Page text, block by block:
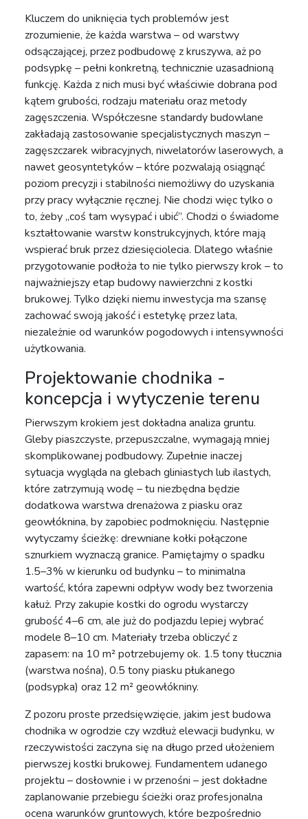
Kluczem do uniknięcia tych problemów jest
zrozumienie, że każda warstwa – od warstwy
odsączającej, przez podbudowę z kruszywa, aż po
podsypkę – pełni konkretną, technicznie uzasadnioną
funkcję. Każda z nich musi być właściwie dobrana pod
kątem grubości, rodzaju materiału oraz metody
zagęszczenia. Współczesne standardy budowlane
zakładają zastosowanie specjalistycznych maszyn –
zagęszczarek wibracyjnych, niwelatorów laserowych, a
nawet geosyntetyków – które pozwalają osiągnąć
poziom precyzji i stabilności niemożliwy do uzyskania
przy pracy wyłącznie ręcznej. Nie chodzi więc tylko o
to, żeby „coś tam wysypać i ubić”. Chodzi o świadome
kształtowanie warstw konstrukcyjnych, które mają
wspierać bruk przez dziesięciolecia. Dlatego właśnie
przygotowanie podłoża to nie tylko pierwszy krok – to
najważniejszy etap budowy nawierzchni z kostki
brukowej. Tylko dzięki niemu inwestycja ma szansę
zachować swoją jakość i estetykę przez lata,
niezależnie od warunków pogodowych i intensywności
użytkowania.
Projektowanie chodnika -
koncepcja i wytyczenie terenu
Pierwszym krokiem jest dokładna analiza gruntu.
Gleby piaszczyste, przepuszczalne, wymagają mniej
skomplikowanej podbudowy. Zupełnie inaczej
sytuacja wygląda na glebach gliniastych lub ilastych,
które zatrzymują wodę – tu niezbędna będzie
dodatkowa warstwa drenażowa z piasku oraz
geowłóknina, by zapobiec podmoknięciu. Następnie
wytyczamy ścieżkę: drewniane kołki połączone
sznurkiem wyznaczą granice. Pamiętajmy o spadku
1.5–3% w kierunku od budynku – to minimalna
wartość, która zapewni odpływ wody bez tworzenia
kałuż. Przy zakupie kostki do ogrodu wystarczy
grubość 4–6 cm, ale już do podjazdu lepiej wybrać
modele 8–10 cm. Materiały trzeba obliczyć z
zapasem: na 10 m² potrzebujemy ok. 1.5 tony tłucznia
(warstwa nośna), 0.5 tony piasku płukanego
(podsypka) oraz 12 m² geowłókniny.
Z pozoru proste przedsięwzięcie, jakim jest budowa
chodnika w ogrodzie czy wzdłuż elewacji budynku, w
rzeczywistości zaczyna się na długo przed ułożeniem
pierwszej kostki brukowej. Fundamentem udanego
projektu – dosłownie i w przenośni – jest dokładne
zaplanowanie przebiegu ścieżki oraz profesjonalna
ocena warunków gruntowych, które bezpośrednio